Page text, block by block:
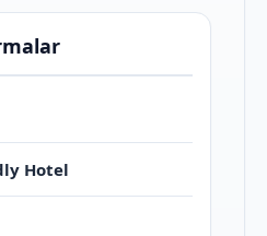
Hotel